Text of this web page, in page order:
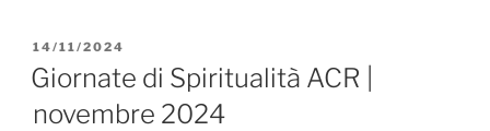
23
e
24
PUBBLICATO
IL
14/11/2024
Giornate di Spiritualità ACR |
novembre 2024